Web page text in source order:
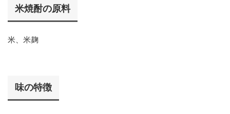
米焼酎の原料
米、米麹
味の特徴